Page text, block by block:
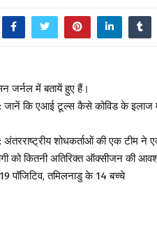
जर्नल में बतायें हुए हैं।
जानें कि एआई टूल्स कैसे कोविड के
अंतरराष्ट्रीय शोधकर्ताओं की एक टीम
को कितनी अतिरिक्त ऑक्सीजन की
पॉजिटिव, तमिलनाडु के 14 बच्चे